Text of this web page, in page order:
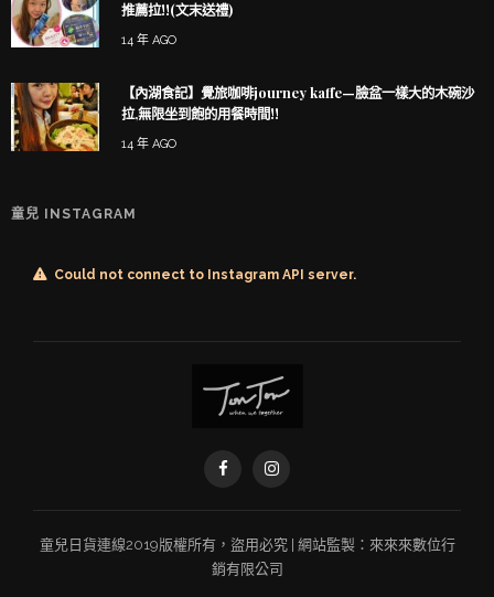
推薦拉!!(文末送禮)
14 年 AGO
【內湖食記】覺旅咖啡journey kaffe—臉盆一樣大的木碗沙
拉,無限坐到飽的用餐時間!!
14 年 AGO
童兒 INSTAGRAM
Could not connect to Instagram API server.
童兒日貨連線2019版權所有，盜用必究 | 網站監製： 來來來數位行
銷有限公司